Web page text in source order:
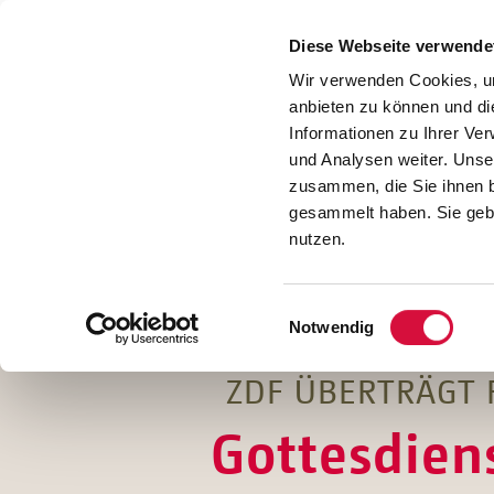
Diese Webseite
Wir verwenden Cookies,
anbieten zu können und
Informationen zu Ihrer
und Analysen weiter.
zusammen, die Sie ihnen
gesammelt haben. Sie
nutzen.
Einwilligungsauswahl
Notwendig
ZDF ÜBERTRÄGT